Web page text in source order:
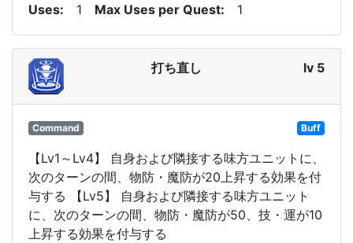
Uses
1 Max Uses per Quest 1
打ち直し lv 5
Command Buff
【Lv1～Lv4】 自身および隣接する味方ユニットに、
次のターンの間、物防・魔防が20上昇する効果を付
与する 【Lv5】 自身および隣接する味方ユニット
に、次のターンの間、物防・魔防が50、技・運が10
上昇する効果を付与する